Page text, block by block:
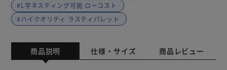
#L字ネスティング可能 ローコスト
#ハイクオリティ ラスティパレット
商品説明 仕様・サイズ 商品レビュー